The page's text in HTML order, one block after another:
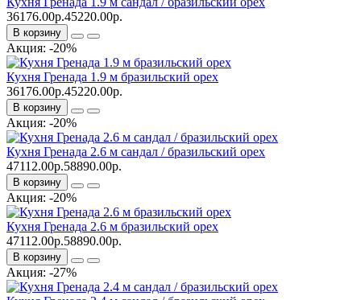
36176.00р.45220.00р.
В корзину
Акция: -20%
Кухня Гренада 1.9 м бразильский орех
36176.00р.45220.00р.
В корзину
Акция: -20%
Кухня Гренада 2.6 м сандал / бразильский орех
47112.00р.58890.00р.
В корзину
Акция: -20%
Кухня Гренада 2.6 м бразильский орех
47112.00р.58890.00р.
В корзину
Акция: -27%